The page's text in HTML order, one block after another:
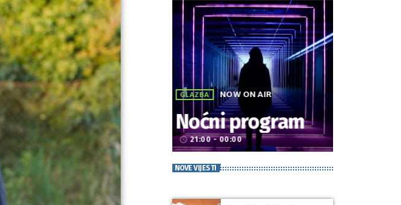
GLAZBA NOW ON AIR
Noćni program
access_time 21:00 - 00:00
NOVE VIJESTI